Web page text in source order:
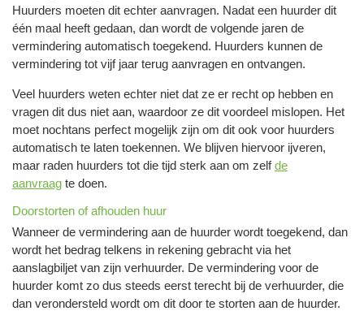
Huurders moeten dit echter aanvragen. Nadat een huurder dit
één maal heeft gedaan, dan wordt de volgende jaren de
vermindering automatisch toegekend. Huurders kunnen de
vermindering tot vijf jaar terug aanvragen en ontvangen.
Veel huurders weten echter niet dat ze er recht op hebben en
vragen dit dus niet aan, waardoor ze dit voordeel mislopen. Het
moet nochtans perfect mogelijk zijn om dit ook voor huurders
automatisch te laten toekennen. We blijven hiervoor ijveren,
maar raden huurders tot die tijd sterk aan om zelfde
aanvraag te doen.
Doorstorten of afhouden huur
Wanneer de vermindering aan de huurder wordt toegekend, dan
wordt het bedrag telkens in rekening gebracht via het
aanslagbiljet van zijn verhuurder. De vermindering voor de
huurder komt zo dus steeds eerst terecht bij de verhuurder, die
dan verondersteld wordt om dit door te storten aan de huurder.